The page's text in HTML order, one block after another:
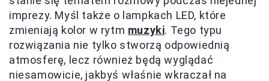
imprezy. Myśl także o lampkach LED, które
zmieniają kolor w rytm muzyki. Tego typu
rozwiązania nie tylko stworzą odpowiednią
atmosferę, lecz również będą wyglądać
niesamowicie, jakbyś właśnie wkraczał na